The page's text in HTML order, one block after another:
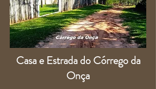
Casa e Estrada do Córrego da
Onça